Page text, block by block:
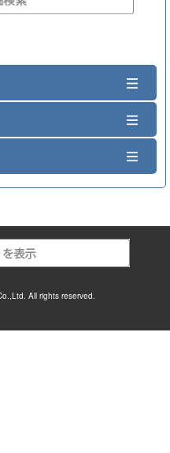
All rights reserved.